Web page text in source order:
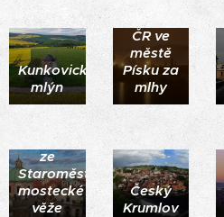
Kunkovický
mlýn
most v
ČR ve
městě
Písku za
mlhy
ze
Staroměstské
mostecké
věže
Český
Krumlov